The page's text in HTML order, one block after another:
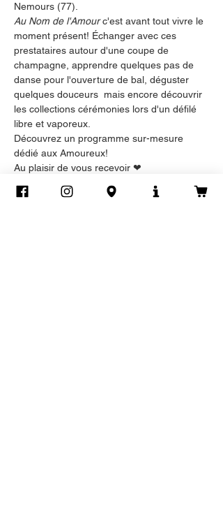
Nemours (77).
Au Nom de l'Amour c'est avant tout vivre le
moment présent! Échanger avec ces
prestataires autour d'une coupe de
champagne, apprendre quelques pas de
danse pour l'ouverture de bal, déguster
quelques douceurs  mais encore découvrir
les collections cérémonies lors d'un défilé
libre et vaporeux.
Découvrez un programme sur-mesure
dédié aux Amoureux!
Au plaisir de vous recevoir ❤︎